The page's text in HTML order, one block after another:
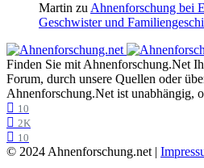
Martin zu Ahnenforschung bei
Geschwister und
Finden Sie mit Ahnenforschung.Net
Forum, durch unsere Quellen oder
Ahnenforschung.Net ist unabhängig,
10
2K
10
© 2024 Ahnenforschung.net |